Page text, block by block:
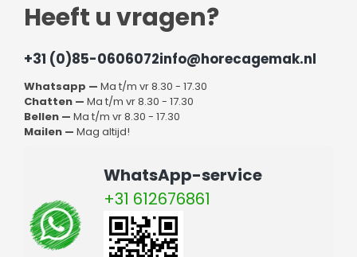
Heeft u vragen?
+31 (0)85-0606072info@horecagemak.nl
Whatsapp — Ma t/m vr 8.30 - 17.30
Chatten — Ma t/m vr 8.30 - 17.30
Bellen — Ma t/m vr 8.30 - 17.30
Mailen — Mag altijd!
WhatsApp-service
+31 612676861